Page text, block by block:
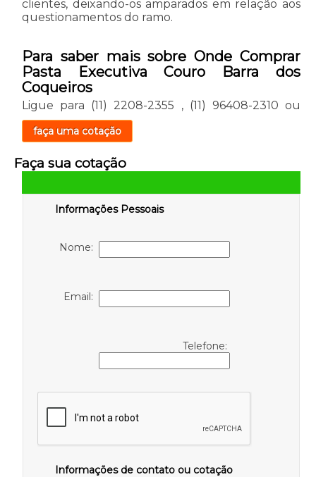
clientes, deixando-os amparados em relação aos
questionamentos do ramo.
Para saber mais sobre Onde Comprar
Pasta Executiva Couro Barra dos
Coqueiros
Ligue para (11) 2208-2355 , (11) 96408-2310 ou
faça uma cotação
Faça sua cotação
Informações Pessoais
Nome:
Email:
Telefone:
Informações de contato ou cotação